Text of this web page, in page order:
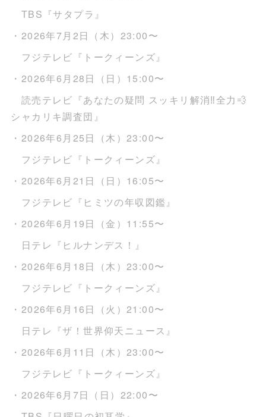
TBS『サタプラ』
・2026年7月2日（木）23:00〜
フジテレビ『トークィーンズ』
・2026年6月28日（日）15:00〜
読売テレビ『あなたの疑問 スッキリ解消‼全力💨
シャカリキ調査団』
・2026年6月25日（木）23:00〜
フジテレビ『トークィーンズ』
・2026年6月21日（日）16:05〜
フジテレビ『ヒミツの年収図鑑』
・2026年6月19日（金）11:55〜
日テレ『ヒルナンデス！』
・2026年6月18日（木）23:00〜
フジテレビ『トークィーンズ』
・2026年6月16日（火）21:00〜
日テレ『ザ！世界仰天ニュース』
・2026年6月11日（木）23:00〜
フジテレビ『トークィーンズ』
・2026年6月7日（日）22:00〜